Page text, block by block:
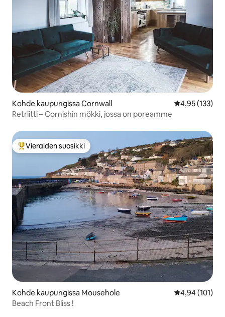
Kohde kaupungissa Cornwall
4,95 (133)
Retriitti – Cornishin mökki, jossa on poreamme
Vieraiden suosikkien parhaimmistoa
Vieraiden suosikki
Kohde kaupungissa Mousehole
4,94 (101)
Beach Front Bliss !